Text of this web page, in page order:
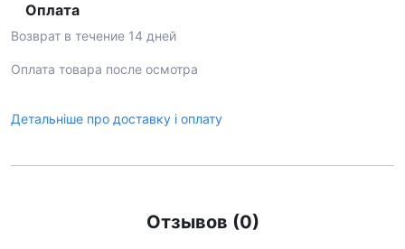
Оплата
Возврат в течение 14 дней
Оплата товара после осмотра
Детальніше про доставку і оплату
Отзывов (0)